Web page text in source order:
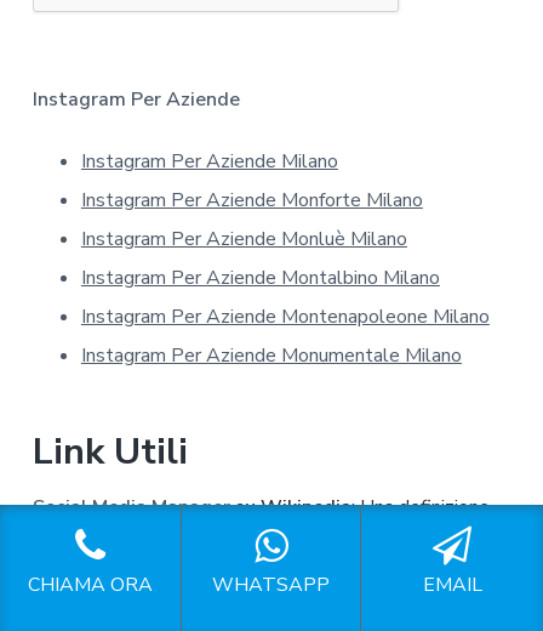
t
a
Instagram Per Aziende
Instagram Per Aziende Milano
Instagram Per Aziende Monforte Milano
Instagram Per Aziende Monluè Milano
Instagram Per Aziende Montalbino Milano
Instagram Per Aziende Montenapoleone Milano
Instagram Per Aziende Monumentale Milano
Link Utili
Social Media Managersu Wikipedia: Una definizione
dell'argomento data dalla famosa enciclopedia on line.
Social Media Manager Moncucco Milano
Social Media
CHIAMA ORA WHATSAPP EMAIL